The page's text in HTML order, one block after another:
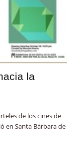
la
de los cines de
en Santa Bárbara de